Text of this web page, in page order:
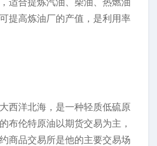
提高炼油厂的产值，是利用率
西洋北海，是一种轻质低硫原
布伦特原油以期货交易为主，
商品交易所是他的主要交易场